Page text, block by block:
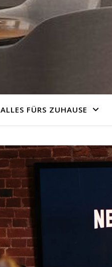
ALLES FÜRS ZUHAUSE